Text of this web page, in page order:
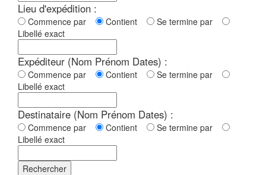
Lieu d'expédition :
Commence par Contient
Se termine par
Libellé exact
Expéditeur (Nom Prénom Dates) :
Commence par Contient
Se termine par
Libellé exact
Destinataire (Nom Prénom Dates) :
Commence par Contient
Se termine par
Libellé exact
Rechercher